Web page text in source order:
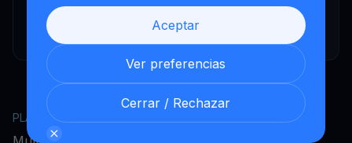
Aceptar
Ver preferencias
Cerrar / Rechazar
Registered as a VASP with the CNV.
PLATAFORMA